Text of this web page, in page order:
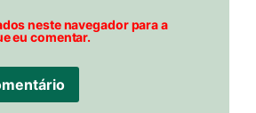
neste navegador para a
eu comentar.